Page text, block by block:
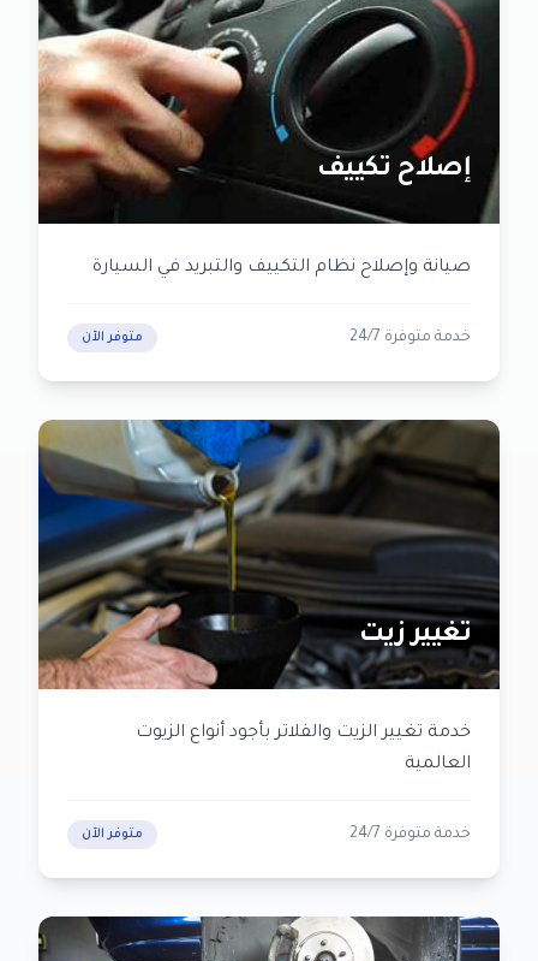
إصلاح تكييف
صيانة وإصلاح نظام التكييف والتبريد في السيارة
خدمة متوفرة 24/7 متوفر الآن
تغيير زيت
خدمة تغيير الزيت والفلاتر بأجود أنواع الزيوت
العالمية
خدمة متوفرة 24/7 متوفر الآن